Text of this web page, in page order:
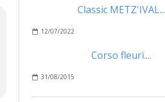
Classic METZ'IVAL...
12/07/2022
Corso fleuri....
31/08/2015